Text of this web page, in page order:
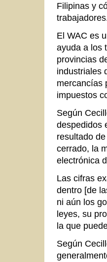
Filipinas y
El WAC es
ayuda a los
provincias
industriales
mercancías
impuestos
Según
despedidos
resultado
cerrado, la
electrónica
Las cifras
dentro [de
ni aún los
leyes, su
la que
Según